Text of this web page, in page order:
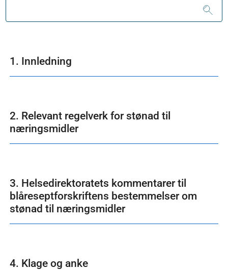
1. Innledning
2. Relevant regelverk for stønad til
næringsmidler
3. Helsedirektoratets kommentarer til
blåreseptforskriftens bestemmelser om
stønad til næringsmidler
4. Klage og anke